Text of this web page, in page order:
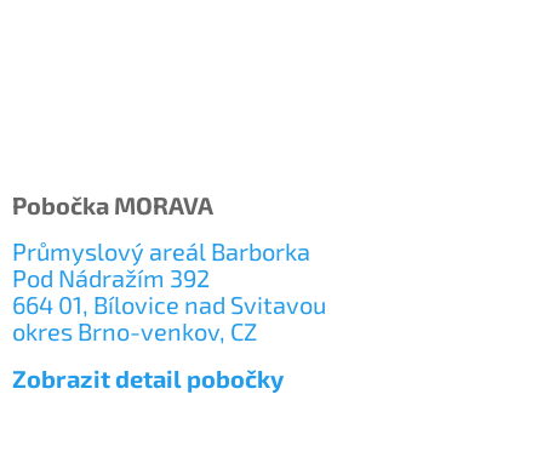
Pobočka MORAVA
Průmyslový areál Barborka
Pod Nádražím 392
664 01, Bílovice nad Svitavou
okres Brno-venkov, CZ
Zobrazit detail pobočky